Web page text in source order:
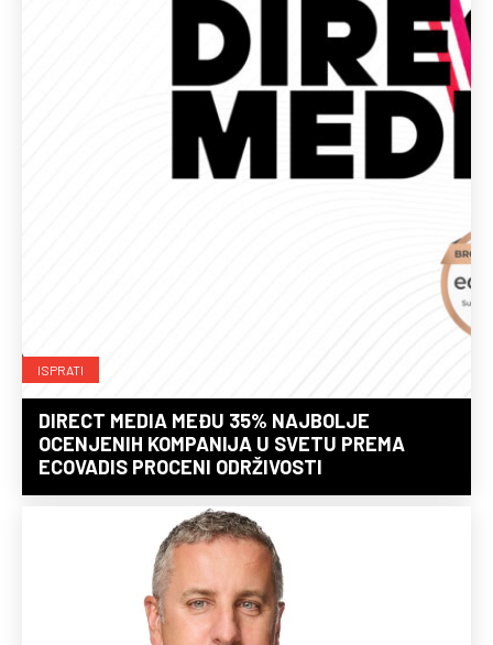
ISPRATI
DIRECT MEDIA MEĐU 35% NAJBOLJE
OCENJENIH KOMPANIJA U SVETU PREMA
ECOVADIS PROCENI ODRŽIVOSTI